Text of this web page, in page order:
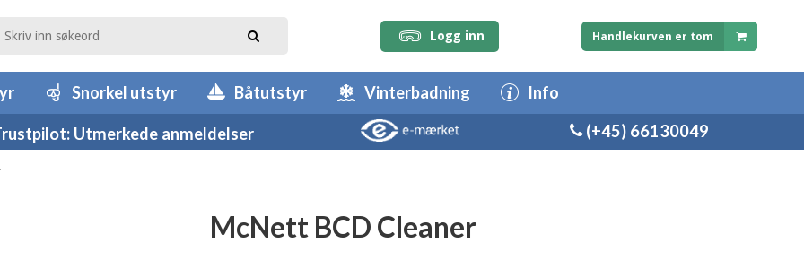
Logg inn Handlekurven er tom
Snorkel utstyr Båtutstyr Vinterbadning
Info
Utmerkede anmeldelser (+45) 66130049
McNett BCD Cleaner